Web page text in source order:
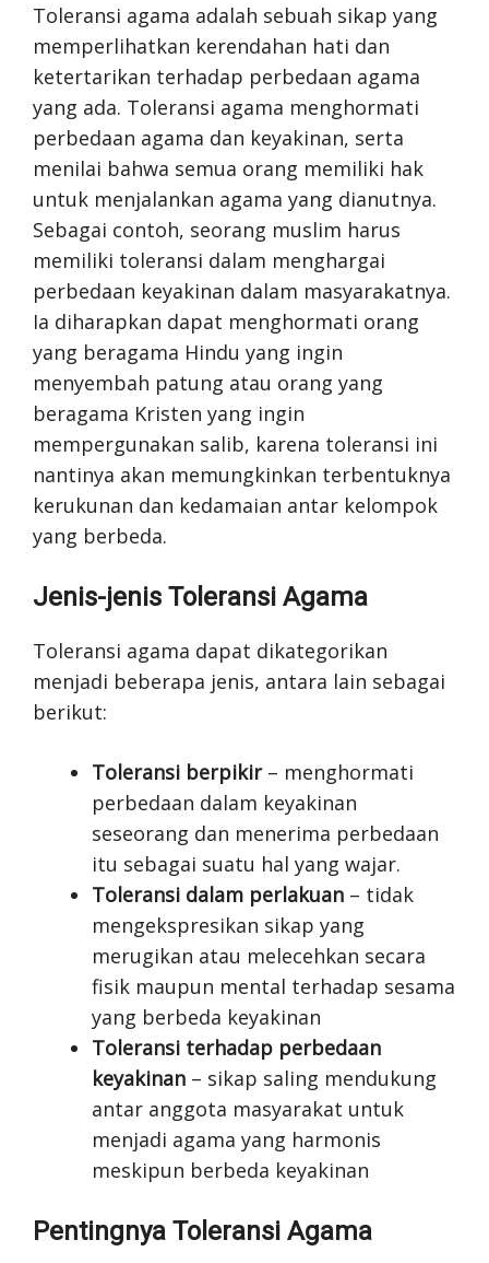
Toleransi agama adalah sebuah sikap yang
memperlihatkan kerendahan hati dan
ketertarikan terhadap perbedaan agama
yang ada. Toleransi agama menghormati
perbedaan agama dan keyakinan, serta
menilai bahwa semua orang memiliki hak
untuk menjalankan agama yang dianutnya.
Sebagai contoh, seorang muslim harus
memiliki toleransi dalam menghargai
perbedaan keyakinan dalam masyarakatnya.
Ia diharapkan dapat menghormati orang
yang beragama Hindu yang ingin
menyembah patung atau orang yang
beragama Kristen yang ingin
mempergunakan salib, karena toleransi ini
nantinya akan memungkinkan terbentuknya
kerukunan dan kedamaian antar kelompok
yang berbeda.
Jenis-jenis Toleransi Agama
Toleransi agama dapat dikategorikan
menjadi beberapa jenis, antara lain sebagai
berikut:
Toleransi berpikir– menghormati
perbedaan dalam keyakinan
seseorang dan menerima perbedaan
itu sebagai suatu hal yang wajar.
Toleransi dalam perlakuan – tidak
mengekspresikan sikap yang
merugikan atau melecehkan secara
fisik maupun mental terhadap sesama
yang berbeda keyakinan
Toleransi terhadap perbedaan
keyakinan – sikap saling mendukung
antar anggota masyarakat untuk
menjadi agama yang harmonis
meskipun berbeda keyakinan
Pentingnya Toleransi Agama